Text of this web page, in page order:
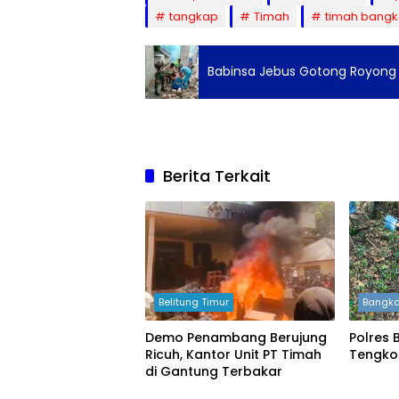
tangkap
Timah timah
Babinsa Jebus Gotong
Berita Terkait
Belitung Timur
Demo Penambang Berujung
Ricuh, Kantor Unit PT Timah
di Gantung Terbakar
Polres